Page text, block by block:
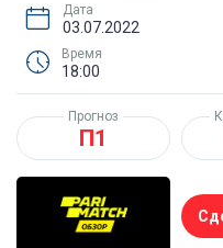
Дата
03.07.2022
Время
18:00
Прогноз
П1